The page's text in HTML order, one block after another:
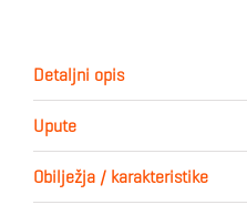
Detaljni opis
Upute
Obilježja / karakteristike